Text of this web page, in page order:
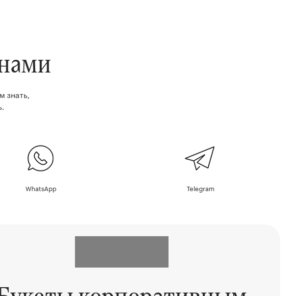
знать,
WhatsApp Telegram